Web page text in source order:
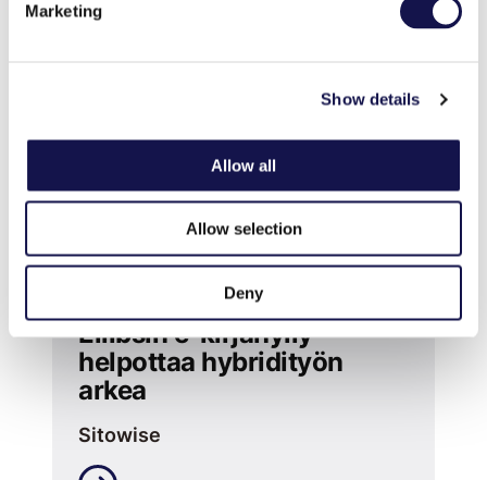
Marketing
Show details
Allow all
Allow selection
Deny
Ellibsin e-kirjahylly
helpottaa hybridityön
arkea
Sitowise